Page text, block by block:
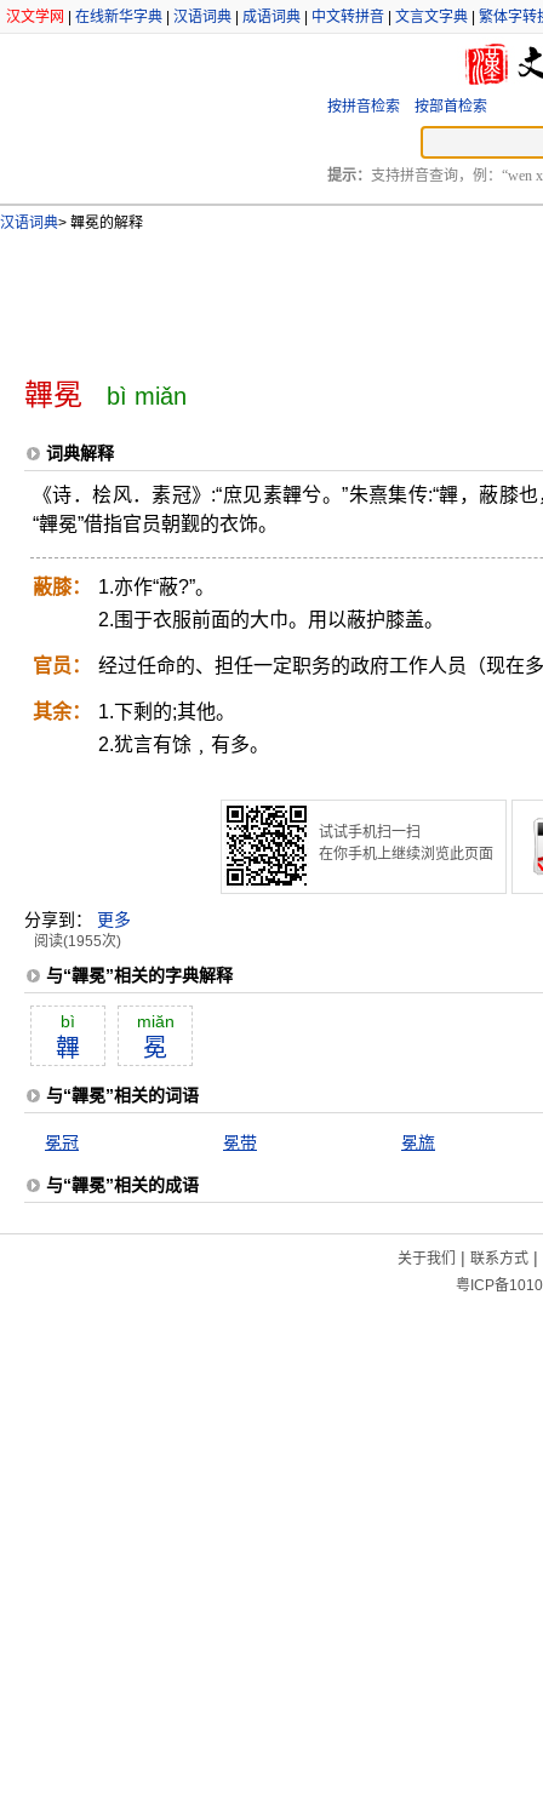
汉文学网 在线新华字典 汉语词典 成语词典 中文转拼音 文言文字典 繁体字转
按拼音检索 按部首检索
提示： 支持拼音查询，例：“wen
汉语词典> 韠冕的解释
韠冕 bì miǎn
词典解释
《诗．桧风．素冠》:“庶见素韠兮。”朱熹集传:“韠，蔽膝
“韠冕”借指官员朝觐的衣饰。
蔽膝：
1.亦作“蔽?”。
2.围于衣服前面的大巾。用以蔽护膝盖。
官员： 经过任命的、担任一定职务的政府工作人员（现在
其余：
1.下剩的;其他。
2.犹言有馀﹐有多。
试试手机扫一扫
在你手机上继续浏览此页面
分享到： 更多
阅读(1955次)
与“韠冕”相关的字典解释
bì
韠
miăn
冕
与“韠冕”相关的词语
冕冠 冕带 冕旒
与“韠冕”相关的成语
关于我们 | 联系方式|
粤ICP备